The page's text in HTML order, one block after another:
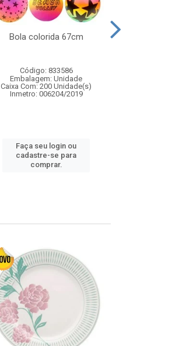
Bola colorida 67cm
Código: 833586
Embalagem: Unidade
Caixa Com: 200 Unidade(s)
Inmetro: 006204/2019
Faça seu login ou
cadastre-se para
comprar.